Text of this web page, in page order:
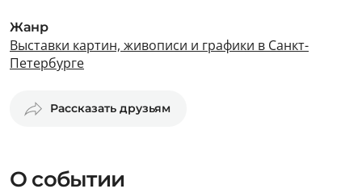
Жанр
Выставки картин, живописи и графики в Санкт-
Петербурге
Рассказать друзьям
О событии